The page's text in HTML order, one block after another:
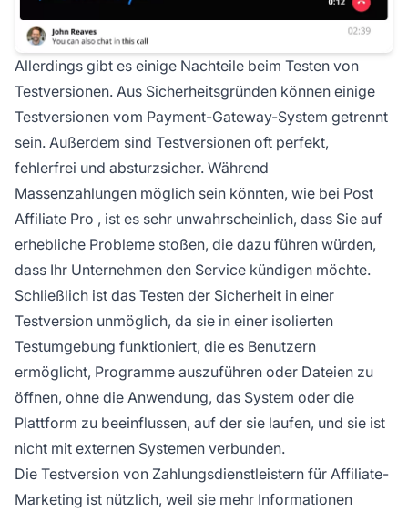
Allerdings gibt es einige Nachteile beim Testen von
Testversionen. Aus Sicherheitsgründen können einige
Testversionen vom Payment-Gateway-System getrennt
sein. Außerdem sind Testversionen oft perfekt,
fehlerfrei und absturzsicher. Während
Massenzahlungen möglich sein könnten, wie bei Post
Affiliate Pro , ist es sehr unwahrscheinlich, dass Sie auf
erhebliche Probleme stoßen, die dazu führen würden,
dass Ihr Unternehmen den Service kündigen möchte.
Schließlich ist das Testen der Sicherheit in einer
Testversion unmöglich, da sie in einer isolierten
Testumgebung funktioniert, die es Benutzern
ermöglicht, Programme auszuführen oder Dateien zu
öffnen, ohne die Anwendung, das System oder die
Plattform zu beeinflussen, auf der sie laufen, und sie ist
nicht mit externen Systemen verbunden.
Die Testversion von Zahlungsdienstleistern für Affiliate-
Marketing ist nützlich, weil sie mehr Informationen